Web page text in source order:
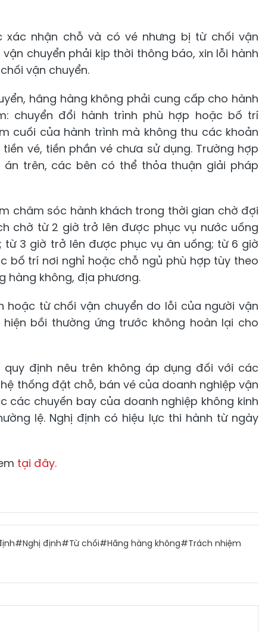
nhận chỗ và có vé nhưng bị từ chối vận
chuyển phải kịp thời thông báo, xin lỗi hành
vận chuyển.
hãng hàng không phải cung cấp cho hành
chuyển đổi hành trình phù hợp hoặc bố trí
cuối của hành trình mà không thu các khoản
vé, tiền phần vé chưa sử dụng. Trường hợp
trên, các bên có thể thỏa thuận giải pháp
chăm sóc hành khách trong thời gian chờ đợi
chờ từ 2 giờ trở lên được phục vụ nước uống
3 giờ trở lên được phục vụ ăn uống; từ 6 giờ
bố trí nơi nghỉ hoặc chỗ ngủ phù hợp tùy theo
hàng không, địa phương.
từ chối vận chuyển do lỗi của người vận
bồi thường ứng trước không hoàn lại cho
quy định nêu trên không áp dụng đối với các
thống đặt chỗ, bán vé của doanh nghiệp vận
các chuyến bay của doanh nghiệp không kinh
lệ. Nghị định có hiệu lực thi hành từ ngày
tại đây.
#Nghị định#Từ chối#Hãng hàng không#Trách nhiệm